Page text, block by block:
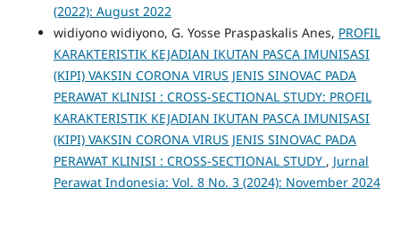
(2022): August 2022
widiyono widiyono, G. Yosse Praspaskalis Anes, PROFIL
KARAKTERISTIK KEJADIAN IKUTAN PASCA IMUNISASI
(KIPI) VAKSIN CORONA VIRUS JENIS SINOVAC PADA
PERAWAT KLINISI : CROSS-SECTIONAL STUDY: PROFIL
KARAKTERISTIK KEJADIAN IKUTAN PASCA IMUNISASI
(KIPI) VAKSIN CORONA VIRUS JENIS SINOVAC PADA
PERAWAT KLINISI : CROSS-SECTIONAL STUDY , Jurnal
Perawat Indonesia: Vol. 8 No. 3 (2024): November 2024